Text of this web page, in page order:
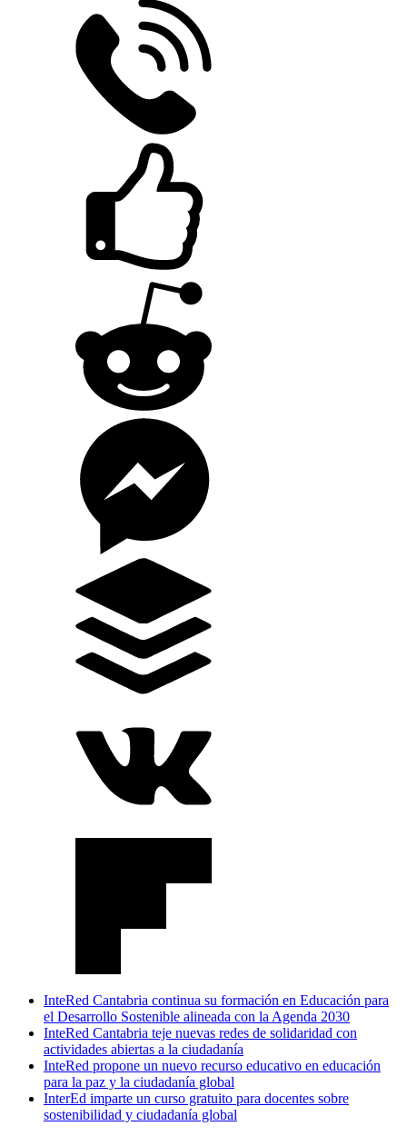
InteRed Cantabria continua su formación en Educación para
el Desarrollo Sostenible alineada con la Agenda 2030
InteRed Cantabria teje nuevas redes de solidaridad con
actividades abiertas a la ciudadanía
InteRed propone un nuevo recurso educativo en educación
para la paz y la ciudadanía global
InterEd imparte un curso gratuito para docentes sobre
sostenibilidad y ciudadanía global